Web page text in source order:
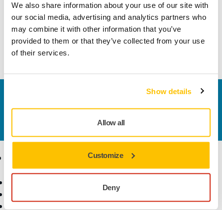
We also share information about your use of our site with
our social media, advertising and analytics partners who
may combine it with other information that you’ve
provided to them or that they’ve collected from your use
of their services.
Show details
Allow all
Customize
Deny
Technické údaje
Mounted point with bakelite bond, suited for grinding and
working alloy and all kinds of steel, including refined steel.
Chcete se dozvědět více?Kontaktujtenáš odborný
tým podpory, který zodpoví vaše dotazy.
Know-how
Aplikace